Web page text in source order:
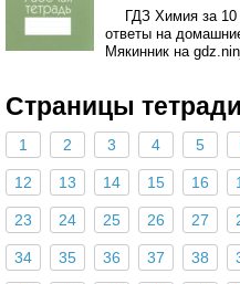
ГДЗ Химия за
ответы на
Мякинник на
Страницы тетради
1 2 3 4 5
12 13 14 15 16
23 24 25 26 27
34 35 36 37 38